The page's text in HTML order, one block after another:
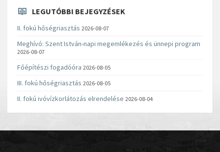
LEGUTÓBBI BEJEGYZÉSEK
II. fokú hőségriasztás 2026-08-07
Meghívó: Szent István-napi megemlékezés és ünnepi program
2026-08-07
Főépítészi fogadóóra 2026-08-05
III. fokú hőségriasztás 2026-08-05
II. fokú ivóvízkorlátozás elrendelése 2026-08-04